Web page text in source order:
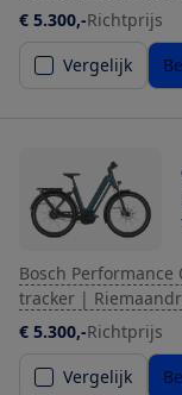
€ 5.300,-Richtprijs
Vergelijk
Bosch Performance
tracker |
€ 5.300,-Richtprijs
Vergelijk